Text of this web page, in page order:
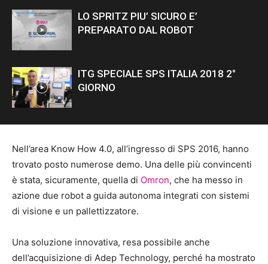
LO SPRITZ PIU’ SICURO E’
PREPARATO DAL ROBOT
ITG SPECIALE SPS ITALIA 2018 2°
GIORNO
Nell’area Know How 4.0, all’ingresso di SPS 2016, hanno
trovato posto numerose demo. Una delle più convincenti
è stata, sicuramente, quella di Omron, che ha messo in
azione due robot a guida autonoma integrati con sistemi
di visione e un pallettizzatore.
Una soluzione innovativa, resa possibile anche
dell’acquisizione di Adep Technology, perché ha mostrato